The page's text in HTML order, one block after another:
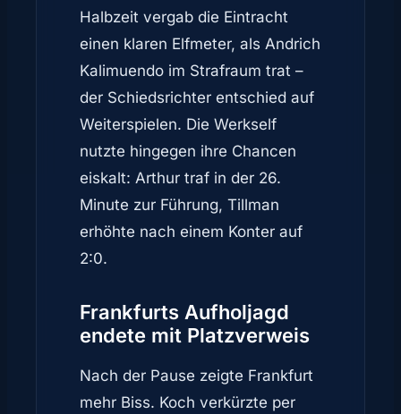
Halbzeit vergab die Eintracht
einen klaren Elfmeter, als Andrich
Kalimuendo im Strafraum trat –
der Schiedsrichter entschied auf
Weiterspielen. Die Werkself
nutzte hingegen ihre Chancen
eiskalt: Arthur traf in der 26.
Minute zur Führung, Tillman
erhöhte nach einem Konter auf
2:0.
Frankfurts Aufholjagd
endete mit Platzverweis
Nach der Pause zeigte Frankfurt
mehr Biss. Koch verkürzte per